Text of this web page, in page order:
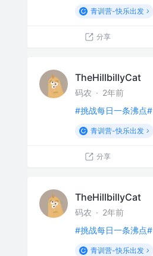
青训营-快乐出发
分享
TheHillbillyCat
码农 · 2年前
#挑战每日一条沸点#
青训营-快乐出发
分享
TheHillbillyCat
码农 · 2年前
#挑战每日一条沸点#
青训营-快乐出发